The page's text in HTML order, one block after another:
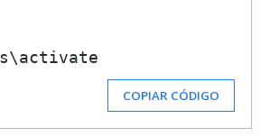
COPIAR CÓDIGO